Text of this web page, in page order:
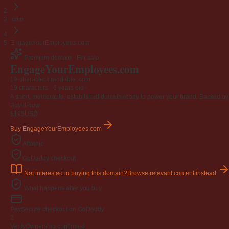
.com
EngageYourEmployees.com
Premium domain · For sale
EngageYourEmployees.com
19-character brandable .com
19 characters · 6 years old
A short, memorable, established domain ready to power your brand. Backed
Buy-it-now
$195USD
Buy EngageYourEmployees.com
Afternic
GoDaddy checkout
Not interested in buying this domain?Browse relevant content instead
What happens after you buy
PaySecure checkout on GoDaddy
2
VerifyOwnership confirmed